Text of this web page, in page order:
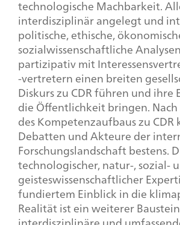
technologische Machbarkeit.
interdisziplinär angelegt und
politische, ethische,
sozialwissenschaftliche
partizipativ mit
-vertretern einen breiten
Diskurs zu CDR führen und ihre
die Öffentlichkeit bringen.
des Kompetenzaufbaus zu
Debatten und Akteure der
Forschungslandschaft bestens.
technologischer, natur-, sozial-
geisteswissenschaftlicher
fundiertem Einblick in die
Realität ist ein weiterer